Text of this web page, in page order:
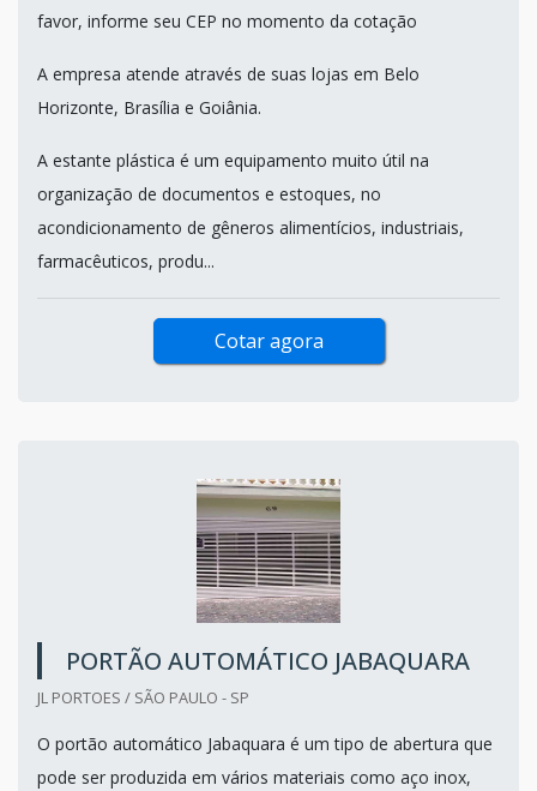
favor, informe seu CEP no momento da cotação
A empresa atende através de suas lojas em Belo
Horizonte, Brasília e Goiânia.
A estante plástica é um equipamento muito útil na
organização de documentos e estoques, no
acondicionamento de gêneros alimentícios, industriais,
farmacêuticos, produ...
Cotar agora
PORTÃO AUTOMÁTICO JABAQUARA
JL PORTOES / SÃO PAULO - SP
O portão automático Jabaquara é um tipo de abertura que
pode ser produzida em vários materiais como aço inox,